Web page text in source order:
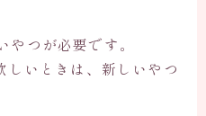
つが必要です。
しいときは、新しいやつ